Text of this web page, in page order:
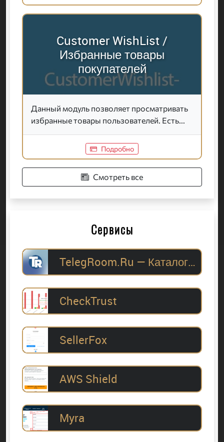
Customer WishList /
Избранные товары
покупателей
Данный модуль позволяет просматривать
избранные товары пользователей. Есть...
Подробно
Смотреть все
Сервисы
TelegRoom.Ru — Каталог Telegram-каналов для
CheckTrust
SellerFox
AWS Shield
Myra